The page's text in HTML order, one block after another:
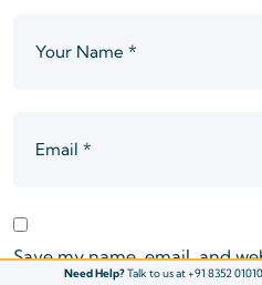
Need Help?Talk to us at +91 8352
Save my name, email, and